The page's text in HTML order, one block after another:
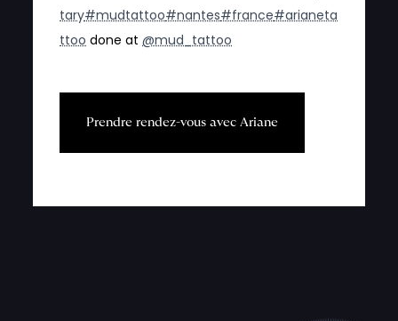
tary#mudtattoo#nantes#france#arianeta
ttoo done at@mud_tattoo
Prendre rendez-vous avec Ariane